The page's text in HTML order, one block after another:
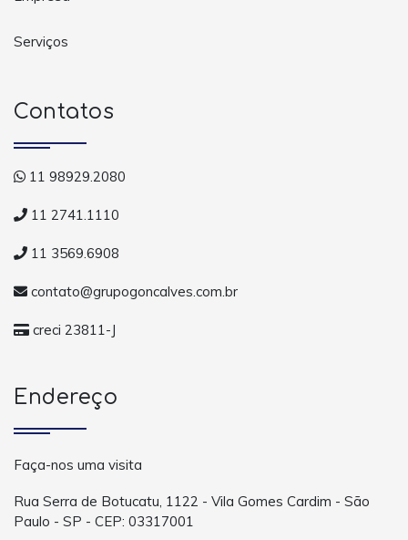
Serviços
Contatos
11 98929.2080
11 2741.1110
11 3569.6908
contato@grupogoncalves.com.br
creci 23811-J
Endereço
Faça-nos uma visita
Rua Serra de Botucatu, 1122 - Vila Gomes Cardim - São
Paulo - SP - CEP: 03317001